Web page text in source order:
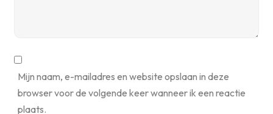
Mijn naam, e-mailadres en website opslaan in deze
browser voor de volgende keer wanneer ik een reactie
plaats.